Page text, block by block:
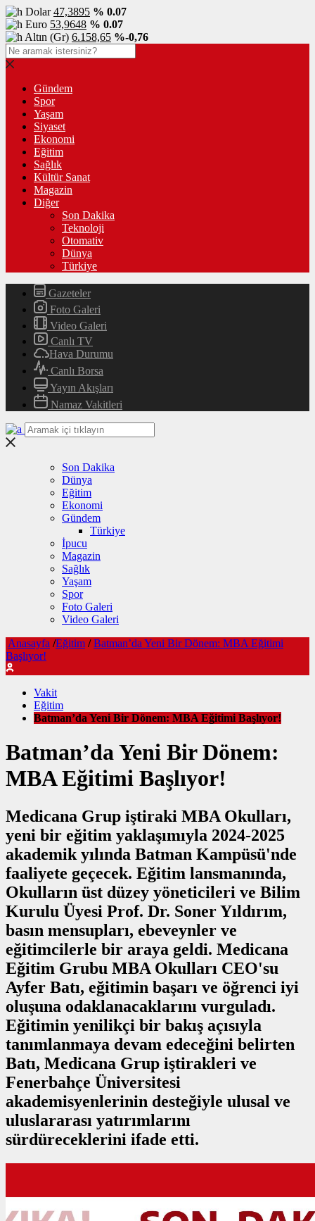
Dolar47,3895 % 0.07
Euro 53,9648 % 0.07
Altın (Gr) 6.158,65 %-0,76
Gündem
Spor
Yaşam
Siyaset
Ekonomi
Eğitim
Sağlık
Kültür Sanat
Magazin
Diğer
Son Dakika
Teknoloji
Otomativ
Dünya
Türkiye
Gazeteler
Foto Galeri
Video Galeri
Canlı TV
Hava Durumu
Canlı Borsa
Yayın Akışları
Namaz Vakitleri
Son Dakika
Dünya
Eğitim
Ekonomi
Gündem
Türkiye
İpucu
Magazin
Sağlık
Yaşam
Spor
Foto Galeri
Video Galeri
Anasayfa /Eğitim / Batman’da Yeni Bir Dönem: MBA Eğitimi
Başlıyor!
Vakit
Eğitim
Batman’da Yeni Bir Dönem: MBA Eğitimi Başlıyor!
Batman’da Yeni Bir Dönem:
MBA Eğitimi Başlıyor!
Medicana Grup iştiraki MBA Okulları,
yeni bir eğitim yaklaşımıyla 2024-2025
akademik yılında Batman Kampüsü'nde
faaliyete geçecek. Eğitim lansmanında,
Okulların üst düzey yöneticileri ve Bilim
Kurulu Üyesi Prof. Dr. Soner Yıldırım,
basın mensupları, ebeveynler ve
eğitimcilerle bir araya geldi. Medicana
Eğitim Grubu MBA Okulları CEO'su
Ayfer Batı, eğitimin başarı ve öğrenci iyi
oluşuna odaklanacaklarını vurguladı.
Eğitimin yenilikçi bir bakış açısıyla
tanımlanmaya devam edeceğini belirten
Batı, Medicana Grup iştirakleri ve
Fenerbahçe Üniversitesi
akademisyenlerinin desteğiyle ulusal ve
uluslararası yatırımlarını
sürdüreceklerini ifade etti.